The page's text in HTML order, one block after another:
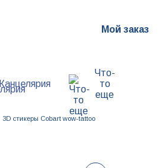
Мой заказ
Канцелярия
Что-
то
еще
3D стикеры Cobart wow-tattoo